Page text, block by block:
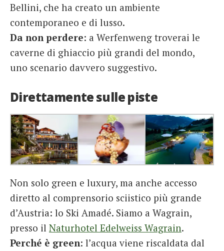
Bellini, che ha creato un ambiente
contemporaneo e di lusso.
Da non perdere: a Werfenweng troverai le
caverne di ghiaccio più grandi del mondo,
uno scenario davvero suggestivo.
Direttamente sulle piste
Non solo green e luxury, ma anche accesso
diretto al comprensorio sciistico più grande
d’Austria: lo Ski Amadé. Siamo a Wagrain,
presso il Naturhotel Edelweiss Wagrain.
Perché è green: l’acqua viene riscaldata dal